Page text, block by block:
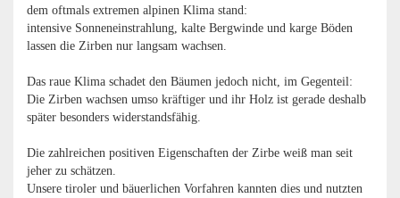
dem oftmals extremen alpinen Klima stand:
intensive Sonneneinstrahlung, kalte Bergwinde und karge Böden
lassen die Zirben nur langsam wachsen.
Das raue Klima schadet den Bäumen jedoch nicht, im Gegenteil:
Die Zirben wachsen umso kräftiger und ihr Holz ist gerade deshalb
später besonders widerstandsfähig.
Die zahlreichen positiven Eigenschaften der Zirbe weiß man seit
jeher zu schätzen.
Unsere tiroler und bäuerlichen Vorfahren kannten dies und nutzten